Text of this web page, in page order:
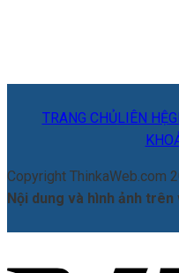
TRANG CHỦLIÊN HỆ
Copyright ThinkaWeb.com
Nội dung và hình ảnh